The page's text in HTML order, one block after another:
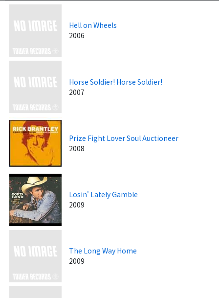
Hell on Wheels
2006
Horse Soldier! Horse Soldier!
2007
Prize Fight Lover Soul Auctioneer
2008
Losin' Lately Gamble
2009
The Long Way Home
2009